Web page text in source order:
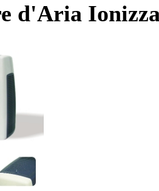
d'Aria